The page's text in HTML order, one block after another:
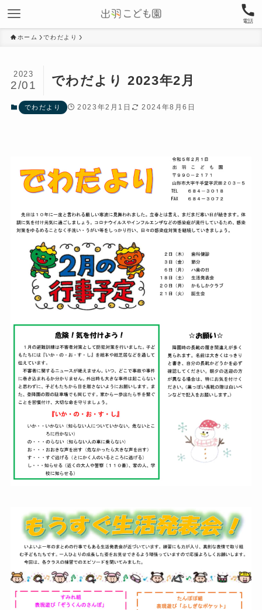
電話
ホーム でわだより
でわだより 2023年2月
2023
2/01
でわだより 2023年2月1日 2024年8月6日